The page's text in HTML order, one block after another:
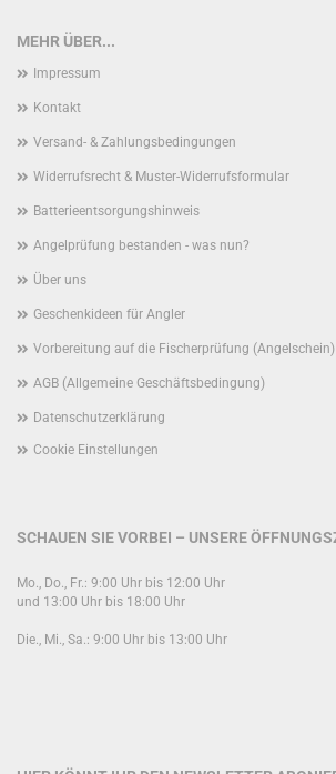
MEHR ÜBER...
Impressum
Kontakt
Versand- & Zahlungsbedingungen
Widerrufsrecht & Muster-Widerrufsformular
Batterieentsorgungshinweis
Angelprüfung bestanden - was nun?
Über uns
Geschenkideen für Angler
Vorbereitung auf die Fischerprüfung (Angelschein)
AGB (Allgemeine Geschäftsbedingung)
Datenschutzerklärung
Cookie Einstellungen
SCHAUEN SIE VORBEI – UNSERE
Mo., Do., Fr.: 9:00 Uhr bis 12:00 Uhr
und 13:00 Uhr bis 18:00 Uhr
Die., Mi., Sa.: 9:00 Uhr bis 13:00 Uhr